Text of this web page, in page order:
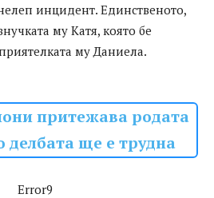
инцидент. Единственото,
му Катя, която бе
му Даниела.
притежава родата
делбата ще е трудна
Error9